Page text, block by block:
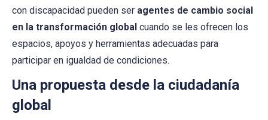
con discapacidad pueden ser agentes de cambio social
en la transformación global cuando se les ofrecen los
espacios, apoyos y herramientas adecuadas para
participar en igualdad de condiciones.
Una propuesta desde la ciudadanía
global